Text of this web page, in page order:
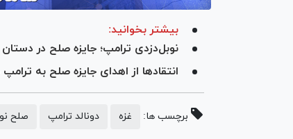
بیشتر بخوانید:
نوبل‌دزدی ترامپ؛ جایزه صلح در
انتقادها از اهدای جایزه صلح به
برچسب ها: غزه دونالد ترامپ صلح